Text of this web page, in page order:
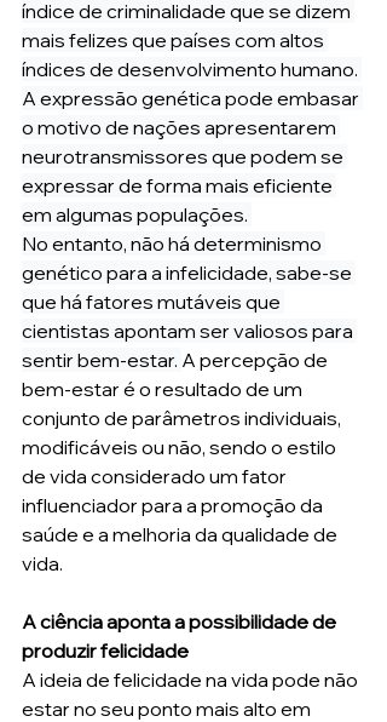
índice de criminalidade que se dizem
mais felizes que países com altos
índices de desenvolvimento humano.
A expressão genética pode embasar
o motivo de nações apresentarem
neurotransmissores que podem se
expressar de forma mais eficiente
em algumas populações.
No entanto, não há determinismo
genético para a infelicidade, sabe-se
que há fatores mutáveis que
cientistas apontam ser valiosos para
sentir bem-estar. A percepção de
bem-estar é o resultado de um
conjunto de parâmetros individuais,
modificáveis ou não, sendo o estilo
de vida considerado um fator
influenciador para a promoção da
saúde e a melhoria da qualidade de
vida.
A ciência aponta a possibilidade de
produzir felicidade
A ideia de felicidade na vida pode não
estar no seu ponto mais alto em